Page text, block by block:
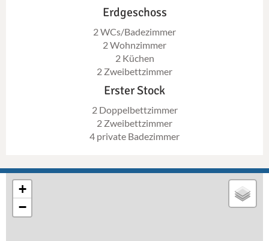
Erdgeschoss
2 WCs/Badezimmer
2 Wohnzimmer
2 Küchen
2 Zweibettzimmer
Erster Stock
2 Doppelbettzimmer
2 Zweibettzimmer
4 private Badezimmer
+
−